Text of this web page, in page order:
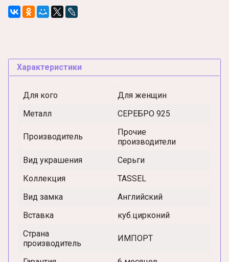
Характеристики
Для кого
Для женщин
Металл
СЕРЕБРО 925
Производитель
Прочие
производители
Вид украшения
Серьги
Коллекция
TASSEL
Вид замка
Английский
Вставка
куб.цирконий
Страна
производитель
ИМПОРТ